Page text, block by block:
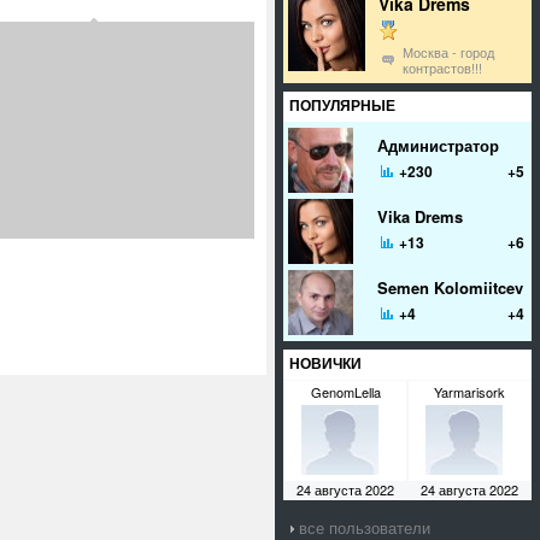
Москва - город
контрастов!!!
ПОПУЛЯРНЫЕ
Администратор
+230 +5
Vika Drems
+13 +6
Semen Kolomiitcev
+4 +4
НОВИЧКИ
GenomLella
24 августа 2022
Yarmarisork
24 августа 2022
все пользователи